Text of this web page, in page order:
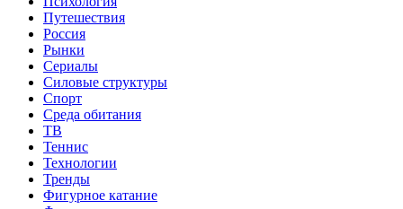
Путешествия
Россия
Рынки
Сериалы
Силовые структуры
Спорт
Среда обитания
ТВ
Теннис
Технологии
Тренды
Фигурное катание